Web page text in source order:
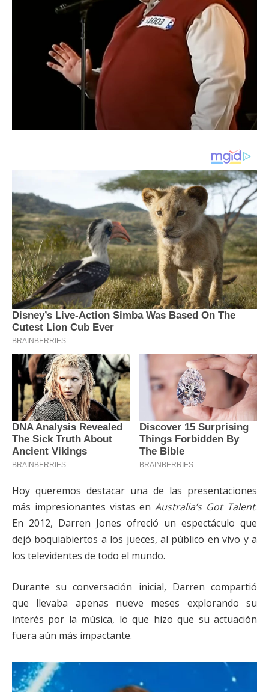
Hoy queremos destacar una de las presentaciones
más impresionantes vistas enAustralia’s Got Talent.
En 2012, Darren Jones ofreció un espectáculo que
dejó boquiabiertos a los jueces, al público en vivo y a
los televidentes de todo el mundo.
Durante su conversación inicial, Darren compartió
que llevaba apenas nueve meses explorando su
interés por la música, lo que hizo que su actuación
fuera aún más impactante.